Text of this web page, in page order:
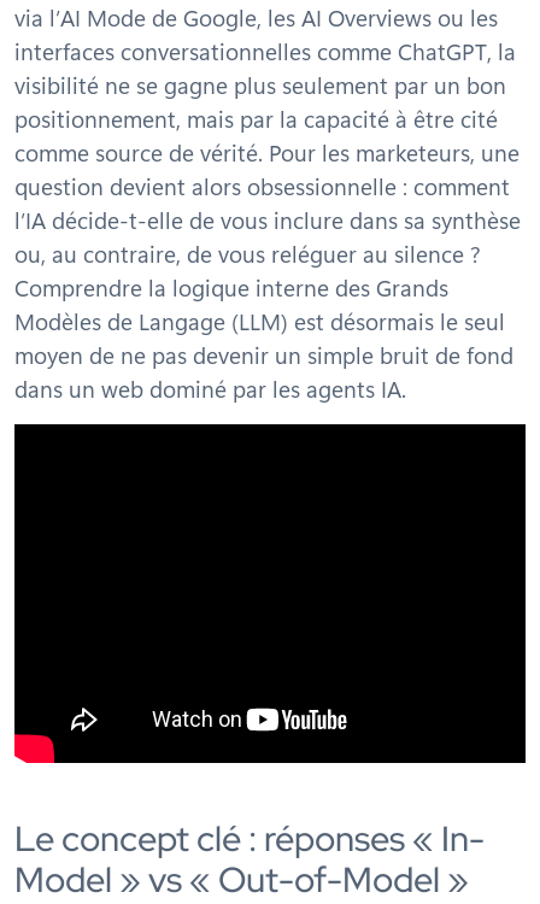
via l’AI Mode de Google, les AI Overviews ou les
interfaces conversationnelles comme ChatGPT, la
visibilité ne se gagne plus seulement par un bon
positionnement, mais par la capacité à être cité
comme source de vérité. Pour les marketeurs, une
question devient alors obsessionnelle : comment
l’IA décide-t-elle de vous inclure dans sa synthèse
ou, au contraire, de vous reléguer au silence ?
Comprendre la logique interne des Grands
Modèles de Langage (LLM) est désormais le seul
moyen de ne pas devenir un simple bruit de fond
dans un web dominé par les agents IA.
Le concept clé : réponses « In-
Model » vs « Out-of-Model »